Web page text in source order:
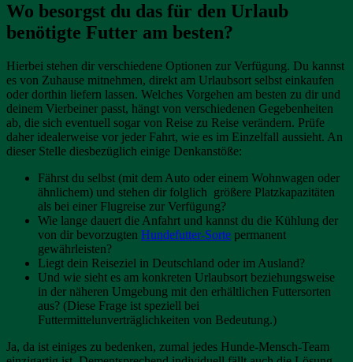
Wo besorgst du das für den Urlaub
benötigte Futter am besten?
Hierbei stehen dir verschiedene Optionen zur Verfügung. Du kannst
es von Zuhause mitnehmen, direkt am Urlaubsort selbst einkaufen
oder dorthin liefern lassen. Welches Vorgehen am besten zu dir und
deinem Vierbeiner passt, hängt von verschiedenen Gegebenheiten
ab, die sich eventuell sogar von Reise zu Reise verändern. Prüfe
daher idealerweise vor jeder Fahrt, wie es im Einzelfall aussieht. An
dieser Stelle diesbezüglich einige Denkanstöße:
Fährst du selbst (mit dem Auto oder einem Wohnwagen oder
ähnlichem) und stehen dir folglich größere Platzkapazitäten
als bei einer Flugreise zur Verfügung?
Wie lange dauert die Anfahrt und kannst du die Kühlung der
von dir bevorzugten Hundefutter-Sorte permanent
gewährleisten?
Liegt dein Reiseziel in Deutschland oder im Ausland?
Und wie sieht es am konkreten Urlaubsort beziehungsweise
in der näheren Umgebung mit den erhältlichen Futtersorten
aus? (Diese Frage ist speziell bei
Futtermittelunverträglichkeiten von Bedeutung.)
Ja, da ist einiges zu bedenken, zumal jedes Hunde-Mensch-Team